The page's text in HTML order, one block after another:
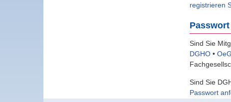
registrieren
Sind Sie
DGHO •
Sind Sie
Passwort